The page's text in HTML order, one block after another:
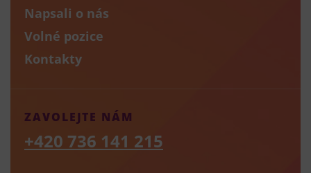
Napsali o nás
Volné pozice
Kontakty
ZAVOLEJTE NÁM
+420 736 141 215